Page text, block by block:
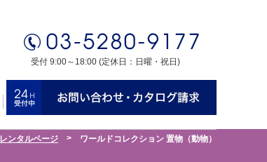
受付 9:00～18:00 (定休日：日曜・祝日)
レンタルページ > ワールドコレクション 置物（動物）